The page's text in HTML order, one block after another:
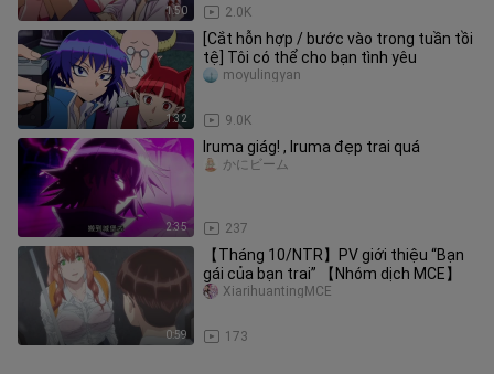
1:50 2.0K
1:32
[Cắt hỗn hợp / bước vào trong tuần tồi
tệ] Tôi có thể cho bạn tình yêu
9.0K
moyulingyan
2:35
Iruma giág! , Iruma đẹp trai quá
237
かにビーム
0:59
【Tháng 10/NTR】PV giới thiệu “Bạn
gái của bạn trai” 【Nhóm dịch MCE】
173
XiarihuantingMCE